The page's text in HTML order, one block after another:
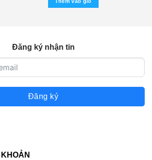
Đăng ký nhận tin
Đăng ký